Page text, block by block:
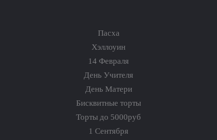
Пасха
Хэллоуин
14 Февраля
День Учителя
День Матери
Бисквитные торты
Торты до 5000руб
1 Сентября